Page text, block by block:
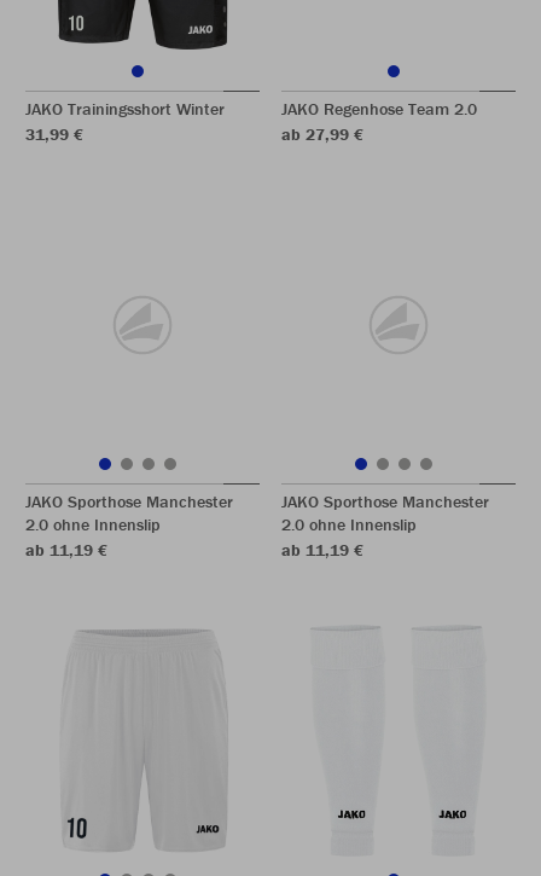
JAKO Trainingsshort Winter
31,99 €
JAKO Regenhose Team 2.0
ab 27,99 €
JAKO Sporthose Manchester
2.0 ohne Innenslip
ab 11,19 €
JAKO Sporthose Manchester
2.0 ohne Innenslip
ab 11,19 €